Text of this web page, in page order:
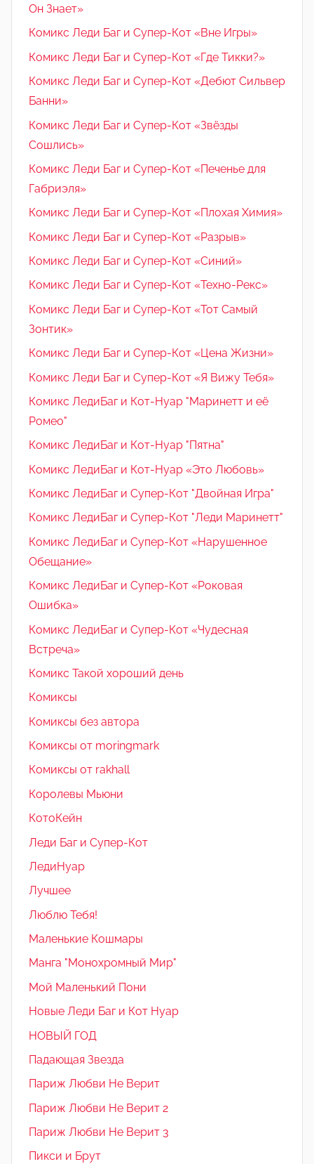
Он Знает»
Комикс Леди Баг и Супер-Кот «Вне Игры»
Комикс Леди Баг и Супер-Кот «Где Тикки?»
Комикс Леди Баг и Супер-Кот «Дебют Сильвер
Банни»
Комикс Леди Баг и Супер-Кот «Звёзды
Сошлись»
Комикс Леди Баг и Супер-Кот «Печенье для
Габриэля»
Комикс Леди Баг и Супер-Кот «Плохая Химия»
Комикс Леди Баг и Супер-Кот «Разрыв»
Комикс Леди Баг и Супер-Кот «Синий»
Комикс Леди Баг и Супер-Кот «Техно-Рекс»
Комикс Леди Баг и Супер-Кот «Тот Самый
Зонтик»
Комикс Леди Баг и Супер-Кот «Цена Жизни»
Комикс Леди Баг и Супер-Кот «Я Вижу Тебя»
Комикс ЛедиБаг и Кот-Нуар "Маринетт и её
Ромео"
Комикс ЛедиБаг и Кот-Нуар "Пятна"
Комикс ЛедиБаг и Кот-Нуар «Это Любовь»
Комикс ЛедиБаг и Супер-Кот "Двойная Игра"
Комикс ЛедиБаг и Супер-Кот "Леди Маринетт"
Комикс ЛедиБаг и Супер-Кот «Нарушенное
Обещание»
Комикс ЛедиБаг и Супер-Кот «Роковая
Ошибка»
Комикс ЛедиБаг и Супер-Кот «Чудесная
Встреча»
Комикс Такой хороший день
Комиксы
Комиксы без автора
Комиксы от moringmark
Комиксы от rakhall
Королевы Мьюни
КотоКейн
Леди Баг и Супер-Кот
ЛедиНуар
Лучшее
Люблю Тебя!
Маленькие Кошмары
Манга "Монохромный Мир"
Мой Маленький Пони
Новые Леди Баг и Кот Нуар
НОВЫЙ ГОД
Падающая Звезда
Париж Любви Не Верит
Париж Любви Не Верит 2
Париж Любви Не Верит 3
Пикси и Брут